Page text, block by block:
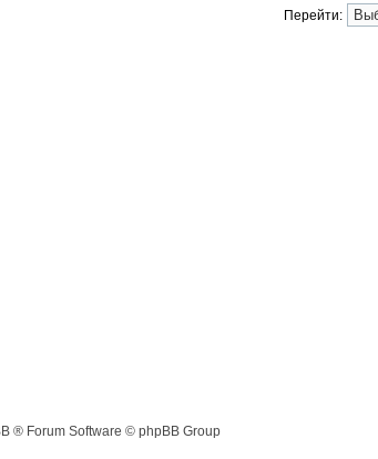
Перейти:
® Forum Software © phpBB Group